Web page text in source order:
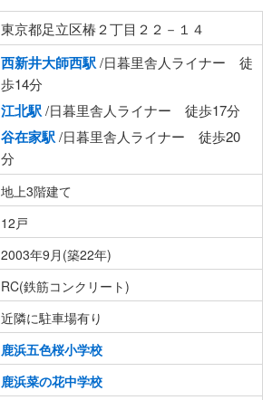
東京都足立区椿２丁目２２－１４
西新井大師西駅/日暮里舎人ライナー 徒
歩14分
江北駅/日暮里舎人ライナー 徒歩17分
谷在家駅/日暮里舎人ライナー 徒歩20
分
地上3階建て
12戸
2003年9月(築22年)
RC(鉄筋コンクリート)
近隣に駐車場有り
鹿浜五色桜小学校
鹿浜菜の花中学校